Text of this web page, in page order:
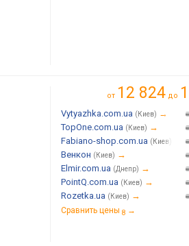
от 12 824 до
Vytyazhka.com.ua (Киев) →
TopOne.com.ua (Киев) →
Fabiano-shop.com.ua (Киев)
Венкон (Киев) →
Elmir.com.ua (Днепр) →
PointQ.com.ua (Киев) →
Rozetka.ua (Киев) →
Сравнить цены 8 →